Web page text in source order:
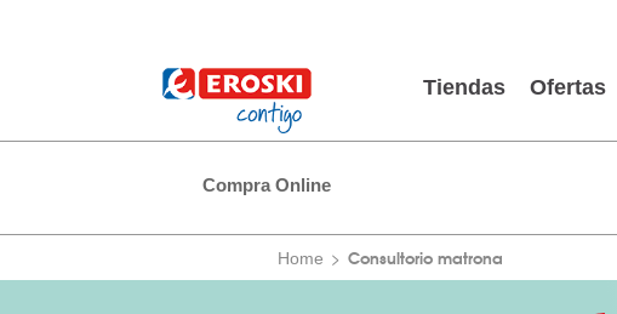
Tiendas Ofertas
Compra Online
Home Consultorio matrona